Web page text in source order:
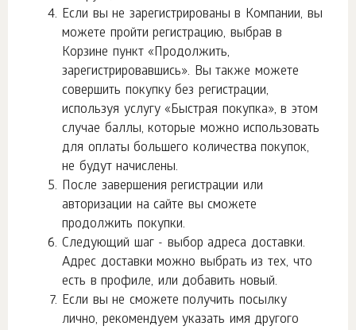
Если вы не зарегистрированы в Компании, вы
можете пройти регистрацию, выбрав в
Корзине пункт «Продолжить,
зарегистрировавшись». Вы также можете
совершить покупку без регистрации,
используя услугу «Быстрая покупка», в этом
случае баллы, которые можно использовать
для оплаты большего количества покупок,
не будут начислены.
После завершения регистрации или
авторизации на сайте вы сможете
продолжить покупки.
Следующий шаг - выбор адреса доставки.
Адрес доставки можно выбрать из тех, что
есть в профиле, или добавить новый.
Если вы не сможете получить посылку
лично, рекомендуем указать имя другого